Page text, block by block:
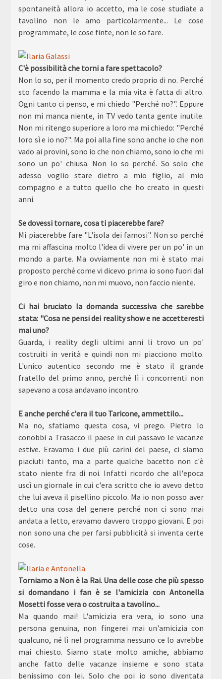
spontaneità allora io accetto, ma le cose studiate a
tavolino non le amo particolarmente... Le cose
programmate, le cose finte, non le so fare.
C'è possibilità che torni a fare spettacolo?
Non lo so, per il momento credo proprio di no. Perché
sto facendo la mamma e la mia vita è fatta di altro.
Ogni tanto ci penso, e mi chiedo "Perché no?". Eppure
non mi manca niente, in TV vedo tanta gente inutile.
Non mi ritengo superiore a loro ma mi chiedo: "Perché
loro sì e io no?". Ma poi alla fine sono anche io che non
vado ai provini, sono io che non chiamo, sono io che mi
sono un po' chiusa. Non lo so perché. So solo che
adesso voglio stare dietro a mio figlio, al mio
compagno e a tutto quello che ho creato in questi
anni.
Se dovessi tornare, cosa ti piacerebbe fare?
Mi piacerebbe fare "L'isola dei famosi". Non so perché
ma mi affascina molto l'idea di vivere per un po' in un
mondo a parte. Ma ovviamente non mi è stato mai
proposto perché come vi dicevo prima io sono fuori dal
giro e non chiamo, non mi muovo, non faccio niente.
Ci hai bruciato la domanda successiva che sarebbe
stata: "Cosa ne pensi dei reality show e ne accetteresti
mai uno?
Guarda, i reality degli ultimi anni li trovo un po'
costruiti in verità e quindi non mi piacciono molto.
L'unico autentico secondo me è stato il grande
fratello del primo anno, perché lì i concorrenti non
sapevano a cosa andavano incontro.
E anche perché c'era il tuo Taricone, ammettilo...
Ma no, sfatiamo questa cosa, vi prego. Pietro lo
conobbi a Trasacco il paese in cui passavo le vacanze
estive. Eravamo i due più carini del paese, ci siamo
piaciuti tanto, ma a parte qualche bacetto non c'è
stato niente fra di noi. Infatti ricordo che all'epoca
uscì un giornale in cui c'era scritto che io avevo detto
che lui aveva il pisellino piccolo. Ma io non posso aver
detto una cosa del genere perché non ci sono mai
andata a letto, eravamo davvero troppo giovani. E poi
non sono una che per farsi pubblicità si inventa certe
cose.
Torniamo a Non è la Rai. Una delle cose che più spesso
si domandano i fan è se l'amicizia con Antonella
Mosetti fosse vera o costruita a tavolino...
Ma quando mai! L'amicizia era vera, io sono una
persona genuina, non fingerei mai un'amicizia con
qualcuno, né lì nel programma nessuno ce lo avrebbe
mai chiesto. Siamo state molto amiche, abbiamo
anche fatto delle vacanze insieme e sono stata
benissimo con lei. Solo che poi io sono diventata